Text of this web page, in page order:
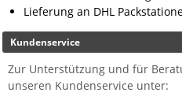
Lieferung an DHL
Kundenservice
Zur Unterstützung und für
unseren Kundenservice unter: